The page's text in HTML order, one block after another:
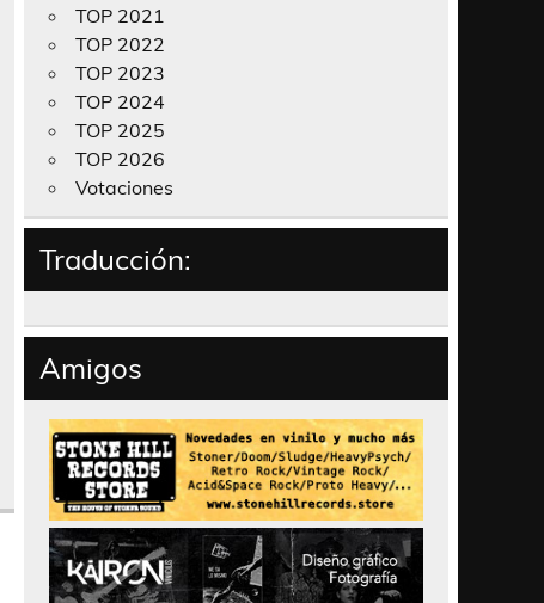
TOP 2021
TOP 2022
TOP 2023
TOP 2024
TOP 2025
TOP 2026
Votaciones
Traducción:
Amigos